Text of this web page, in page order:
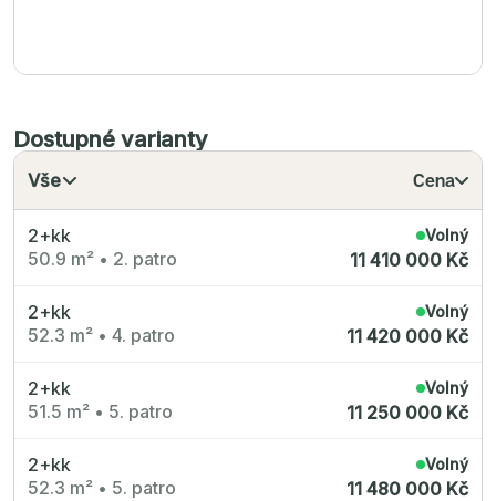
Dostupné varianty
Vše Cena
2+kk
50.9 m² • 2. patro
Volný
11 410 000 Kč
2+kk
52.3 m² • 4. patro
Volný
11 420 000 Kč
2+kk
51.5 m² • 5. patro
Volný
11 250 000 Kč
2+kk
52.3 m² • 5. patro
Volný
11 480 000 Kč